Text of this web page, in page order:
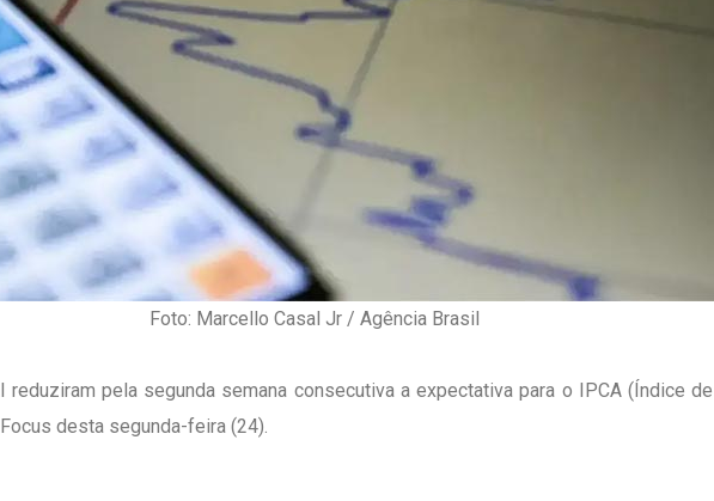
Foto: Marcello Casal Jr / Agência Brasil
pela segunda semana consecutiva a expectativa para o IPCA (Índice
desta segunda-feira (24).